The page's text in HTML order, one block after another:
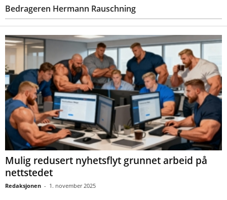
Bedrageren Hermann Rauschning
Mulig redusert nyhetsflyt grunnet arbeid på
nettstedet
Redaksjonen - 1. november 2025